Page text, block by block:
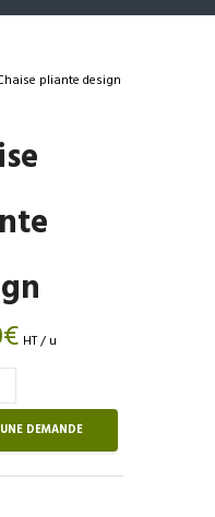
pliante design
€ HT / u
DEMANDE